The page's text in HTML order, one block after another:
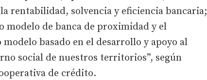
rentabilidad, solvencia y eficiencia bancaria;
modelo de banca de proximidad y el
basado en el desarrollo y apoyo al
social de nuestros territorios”, según
de crédito.